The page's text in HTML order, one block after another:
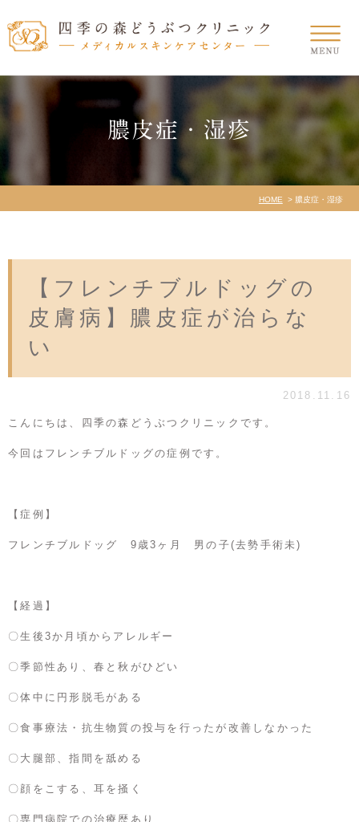
膿皮症・湿疹
HOME 膿皮症・湿疹
【フレンチブルドッグの
皮膚病】膿皮症が治らな
い
2018.11.16
こんにちは、四季の森どうぶつクリニックです。
今回はフレンチブルドッグの症例です。
【症例】
フレンチブルドッグ 9歳3ヶ月 男の子(去勢手術未)
【経過】
〇生後3か月頃からアレルギー
〇季節性あり、春と秋がひどい
〇体中に円形脱毛がある
〇食事療法・抗生物質の投与を行ったが改善しなかった
〇大腿部、指間を舐める
〇顔をこする、耳を掻く
〇専門病院での治療歴あり